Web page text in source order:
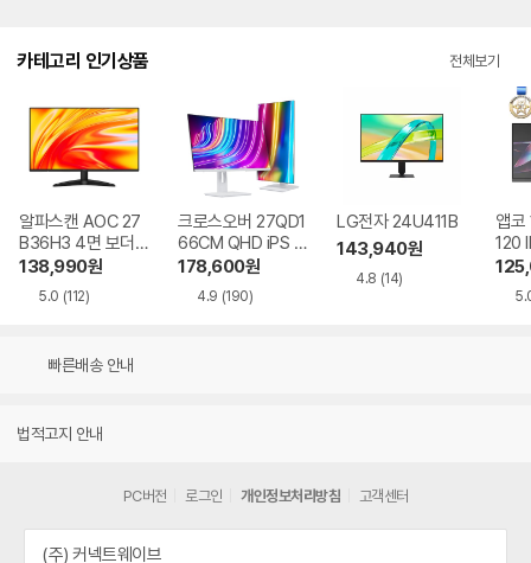
카테고리 인기상품 전체보기
알파스캔 AOC 27
B36H3 4면 보더리
스 IPS 120 시력보
호 무결점
138,990원
5.0 (112)
크로스오버 27QD1
66CM QHD iPS U
SB-C 화이트 Ai 멀
티스탠드
178,600원
4.9 (190)
LG전자 24U411B
143,940원
4.8 (14)
앱코
120
빠른배송 안내
법적고지 안내
PC버전 로그인 개인정보처리방침 고객센터
(주) 커넥트웨이브